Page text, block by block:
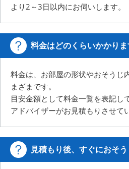
より2～3日以内にお伺いします。
料金はどのくらいかかりま
料金は、お部屋の形状やおそうじ
まざまです。
目安金額として料金一覧を表記し
アドバイザーがお見積もりさせて
見積もり後、すぐにおそ